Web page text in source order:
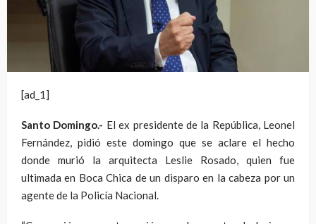
[ad_1]
Santo Domingo.- El ex presidente de la República, Leonel
Fernández, pidió este domingo que se aclare el hecho
donde murió la arquitecta Leslie Rosado, quien fue
ultimada en Boca Chica de un disparo en la cabeza por un
agente de la Policía Nacional.